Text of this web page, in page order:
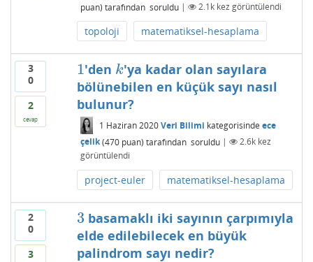
puan) tarafından soruldu | 2.1kkez görüntülendi
topoloji matematiksel-hesaplama
3
0
2
cevap
1
1'den k
k'ya kadar olan sayılara
bölünebilen en küçük sayı nasıl
bulunur?
1 Haziran 2020 Veri Bilimi kategorisinde ece
çelik (470puan) tarafından soruldu | 2.6kkez
görüntülendi
project-euler matematiksel-hesaplama
2
0
3
3
3basamaklı iki sayının çarpımıyla
elde edilebilecek en büyük
palindrom sayı nedir?